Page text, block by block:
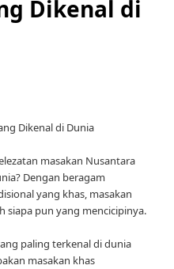
Dikenal di
Dikenal di Dunia
masakan Nusantara
Dengan beragam
yang khas, masakan
siapa pun yang mencicipinya.
paling terkenal di dunia
masakan khas